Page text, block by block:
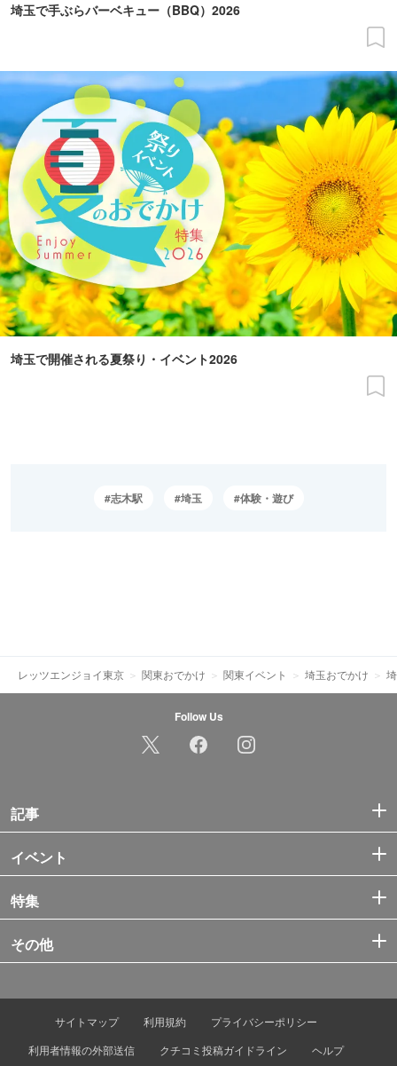
埼玉で手ぶらバーベキュー（BBQ）2026
埼玉で開催される夏祭り・イベント2026
志木駅 埼玉 体験・遊び
レッツエンジョイ東京 関東おでかけ 関東イベント 埼玉おでかけ
Follow Us
記事
イベント
特集
その他
サイトマップ 利用規約
プライバシーポリシー
利用者情報の外部送信
クチコミ投稿ガイドライン ヘルプ